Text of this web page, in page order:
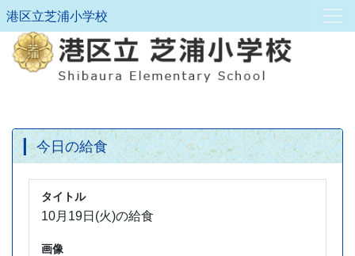
港区立芝浦小学校
今日の給食
タイトル
10月19日(火)の給食
画像